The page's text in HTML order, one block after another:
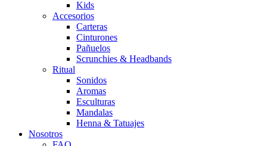
Kids
Accesorios
Carteras
Cinturones
Pañuelos
Scrunchies & Headbands
Ritual
Sonidos
Aromas
Esculturas
Mandalas
Henna & Tatuajes
Nosotros